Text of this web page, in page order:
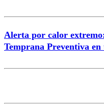
Alerta por calor
Temprana Preventiva en